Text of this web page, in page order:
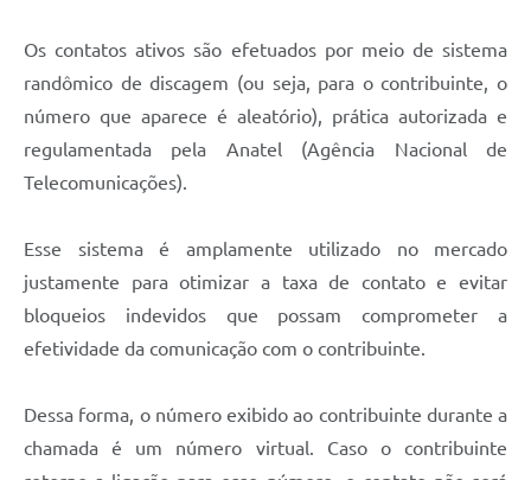
Os contatos ativos são efetuados por meio de sistema
randômico de discagem (ou seja, para o contribuinte, o
número que aparece é aleatório), prática autorizada e
regulamentada pela Anatel (Agência Nacional de
Telecomunicações).
Esse sistema é amplamente utilizado no mercado
justamente para otimizar a taxa de contato e evitar
bloqueios indevidos que possam comprometer a
efetividade da comunicação com o contribuinte.
Dessa forma, o número exibido ao contribuinte durante a
chamada é um número virtual. Caso o contribuinte